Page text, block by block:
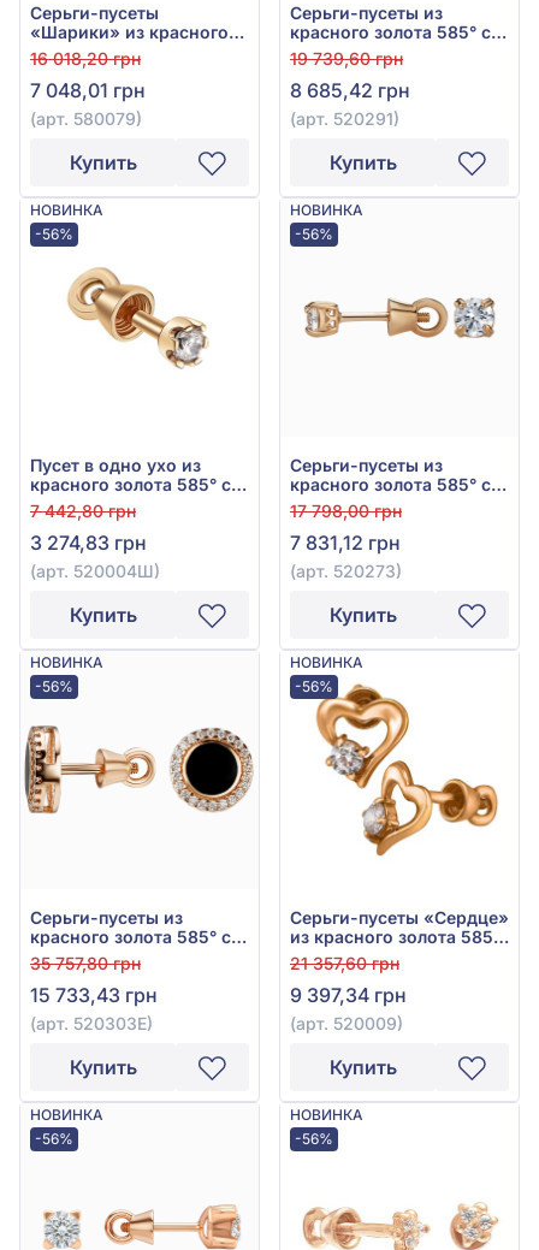
Серьги-пусеты
«Шарики» из красного
золота 585°, без вставки,
арт. 580079
16 018,20 грн
7 048,01 грн
(арт. 580079)
Купить
Серьги-пусеты из
красного золота 585° с
фианитом, арт. 520291
19 739,60 грн
8 685,42 грн
(арт. 520291)
Купить
НОВИНКА
-56%
Пусет в одно ухо из
красного золота 585° с
фианитом/
куб.цирконием, арт.
520004Ш
7 442,80 грн
3 274,83 грн
(арт. 520004Ш)
Купить
НОВИНКА
-56%
Серьги-пусеты из
красного золота 585° с
фианитом, арт. 520273
17 798,00 грн
7 831,12 грн
(арт. 520273)
Купить
НОВИНКА
-56%
Серьги-пусеты из
красного золота 585° с
чёрным фианитом и
эмалью, арт. 520303Е
35 757,80 грн
15 733,43 грн
(арт. 520303Е)
Купить
НОВИНКА
-56%
Серьги-пусеты «Сердце»
из красного золота 585°
с фианитом, арт. 520009
21 357,60 грн
9 397,34 грн
(арт. 520009)
Купить
НОВИНКА
-56%
НОВИНКА
-56%